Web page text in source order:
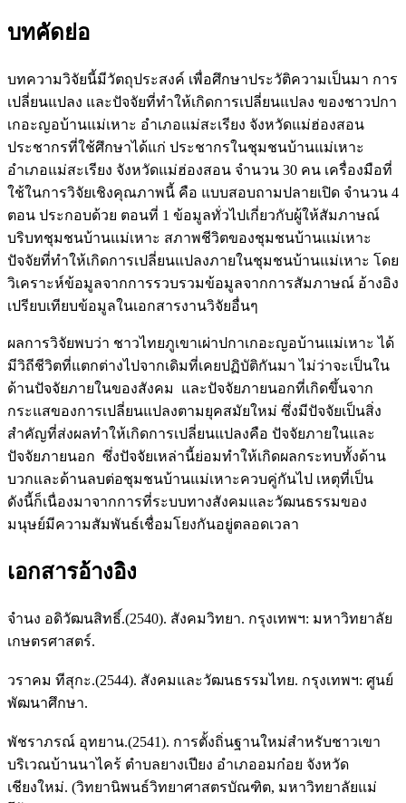
บทคัดย่อ
บทความวิจัยนี้มีวัตถุประสงค์ เพื่อศึกษาประวัติความเป็นมา การ
เปลี่ยนแปลง และปัจจัยที่ทำให้เกิดการเปลี่ยนแปลง ของชาวปกา
เกอะญอบ้านแม่เหาะ อำเภอแม่สะเรียง จังหวัดแม่ฮ่องสอน
ประชากรที่ใช้ศึกษาได้แก่ ประชากรในชุมชนบ้านแม่เหาะ
อำเภอแม่สะเรียง จังหวัดแม่ฮ่องสอน จำนวน 30 คน เครื่องมือที่
ใช้ในการวิจัยเชิงคุณภาพนี้ คือ แบบสอบถามปลายเปิด จำนวน 4
ตอน ประกอบด้วย ตอนที่ 1 ข้อมูลทั่วไปเกี่ยวกับผู้ให้สัมภาษณ์
บริบทชุมชนบ้านแม่เหาะ สภาพชีวิตของชุมชนบ้านแม่เหาะ
ปัจจัยที่ทำให้เกิดการเปลี่ยนแปลงภายในชุมชนบ้านแม่เหาะ โดย
วิเคราะห์ข้อมูลจากการรวบรวมข้อมูลจากการสัมภาษณ์ อ้างอิง
เปรียบเทียบข้อมูลในเอกสารงานวิจัยอื่นๆ
ผลการวิจัยพบว่า ชาวไทยภูเขาเผ่าปกาเกอะญอบ้านแม่เหาะ ได้
มีวิถีชีวิตที่แตกต่างไปจากเดิมที่เคยปฏิบัติกันมา ไม่ว่าจะเป็นใน
ด้านปัจจัยภายในของสังคม และปัจจัยภายนอกที่เกิดขึ้นจาก
กระแสของการเปลี่ยนแปลงตามยุคสมัยใหม่ ซึ่งมีปัจจัยเป็นสิ่ง
สำคัญที่ส่งผลทำให้เกิดการเปลี่ยนแปลงคือ ปัจจัยภายในและ
ปัจจัยภายนอก ซึ่งปัจจัยเหล่านี้ย่อมทำให้เกิดผลกระทบทั้งด้าน
บวกและด้านลบต่อชุมชนบ้านแม่เหาะควบคู่กันไป เหตุที่เป็น
ดังนี้ก็เนื่องมาจากการที่ระบบทางสังคมและวัฒนธรรมของ
มนุษย์มีความสัมพันธ์เชื่อมโยงกันอยู่ตลอดเวลา
เอกสารอ้างอิง
จำนง อดิวัฒนสิทธิ์.(2540). สังคมวิทยา. กรุงเทพฯ: มหาวิทยาลัย
เกษตรศาสตร์.
วราคม ทีสุกะ.(2544). สังคมและวัฒนธรรมไทย. กรุงเทพฯ: ศูนย์
พัฒนาศึกษา.
พัชราภรณ์ อุทยาน.(2541). การตั้งถิ่นฐานใหม่สำหรับชาวเขา
บริเวณบ้านนาไคร้ ตำบลยางเปียง อำเภออมก๋อย จังหวัด
เชียงใหม่. (วิทยานิพนธ์วิทยาศาสตรบัณฑิต, มหาวิทยาลัยแม่